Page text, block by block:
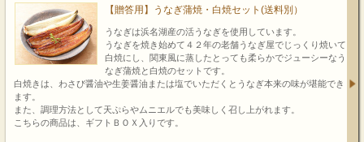
【贈答用】うなぎ蒲焼・白焼セット(送料別）
うなぎは浜名湖産の活うなぎを使用しています。
うなぎを焼き始めて４２年の老舗うなぎ屋でじっくり焼いて
白焼にし、関東風に蒸したとっても柔らかでジューシーなう
なぎ蒲焼と白焼のセットです。
白焼きは、わさび醤油や生姜醤油または塩でいただくとうなぎ本来の味が堪能でき
ます。
また、調理方法として天ぷらやムニエルでも美味しく召し上がれます。
こちらの商品は、ギフトＢＯＸ入りです。